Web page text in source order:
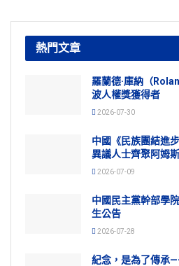
熱門文章
羅蘭德·庫納（
波人權獎獲得者
2026-07-30
中國《民族團結進
異議人士齊聚阿姆
2026-07-09
中國民主黨幹部學
生公告
2026-07-28
紀念，是為了傳承